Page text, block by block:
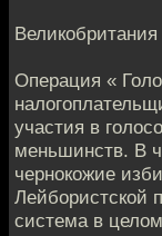
Великобритания
Операция «
участия в
меньшинств. В
чернокожие
Лейбористской
система в